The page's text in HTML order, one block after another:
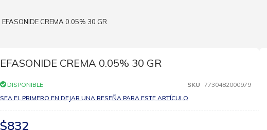
EFASONIDE CREMA 0.05% 30 GR
EFASONIDE CREMA 0.05% 30 GR
DISPONIBLE SKU 7730482000979
SEA EL PRIMERO EN DEJAR UNA RESEÑA PARA ESTE ARTÍCULO
$832